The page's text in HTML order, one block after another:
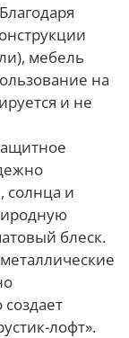
мебель
на
и не
солнца и
блеск.
лофт».